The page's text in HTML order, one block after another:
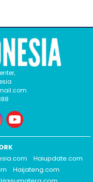
Haiupdate.com
Haijateng.com